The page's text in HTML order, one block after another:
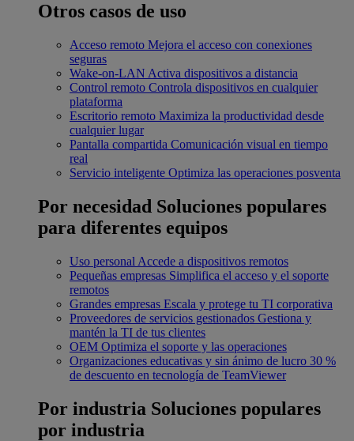
Otros casos de uso
Acceso remoto Mejora el acceso con conexiones
seguras
Wake-on-LAN Activa dispositivos a distancia
Control remoto Controla dispositivos en cualquier
plataforma
Escritorio remoto Maximiza la productividad desde
cualquier lugar
Pantalla compartida Comunicación visual en tiempo
real
Servicio inteligente Optimiza las operaciones posventa
Por necesidad Soluciones populares
para diferentes equipos
Uso personal Accede a dispositivos remotos
Pequeñas empresas Simplifica el acceso y el soporte
remotos
Grandes empresas Escala y protege tu TI corporativa
Proveedores de servicios gestionados Gestiona y
mantén la TI de tus clientes
OEM Optimiza el soporte y las operaciones
Organizaciones educativas y sin ánimo de lucro 30 %
de descuento en tecnología de TeamViewer
Por industria Soluciones populares
por industria